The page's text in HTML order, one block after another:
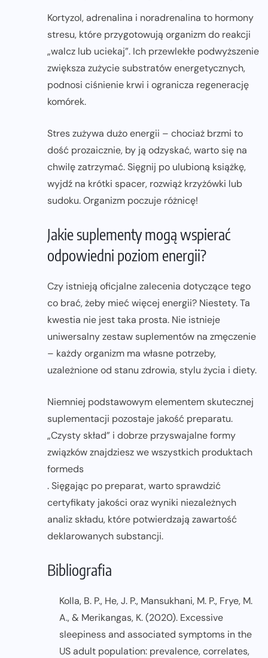
Kortyzol, adrenalina i noradrenalina to hormony
stresu, które przygotowują organizm do reakcji
„walcz lub uciekaj”. Ich przewlekłe podwyższenie
zwiększa zużycie substratów energetycznych,
podnosi ciśnienie krwi i ogranicza regenerację
komórek.
Stres zużywa dużo energii – chociaż brzmi to
dość prozaicznie, by ją odzyskać, warto się na
chwilę zatrzymać. Sięgnij po ulubioną książkę,
wyjdź na krótki spacer, rozwiąż krzyżówki lub
sudoku. Organizm poczuje różnicę!
Jakie suplementy mogą wspierać
odpowiedni poziom energii?
Czy istnieją oficjalne zalecenia dotyczące tego
co brać, żeby mieć więcej energii? Niestety. Ta
kwestia nie jest taka prosta. Nie istnieje
uniwersalny zestaw suplementów na zmęczenie
– każdy organizm ma własne potrzeby,
uzależnione od stanu zdrowia, stylu życia i diety.
Niemniej podstawowym elementem skutecznej
suplementacji pozostaje jakość preparatu.
„Czysty skład” i dobrze przyswajalne formy
związków znajdziesz we wszystkich produktach
formeds
. Sięgając po preparat, warto sprawdzić
certyfikaty jakości oraz wyniki niezależnych
analiz składu, które potwierdzają zawartość
deklarowanych substancji.
Bibliografia
Kolla, B. P., He, J. P., Mansukhani, M. P., Frye, M.
A., & Merikangas, K. (2020). Excessive
sleepiness and associated symptoms in the
US adult population: prevalence, correlates,